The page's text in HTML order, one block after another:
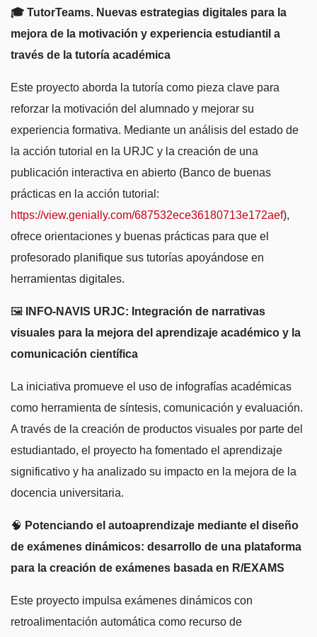
🎓 TutorTeams. Nuevas estrategias digitales para la
mejora de la motivación y experiencia estudiantil a
través de la tutoría académica
Este proyecto aborda la tutoría como pieza clave para
reforzar la motivación del alumnado y mejorar su
experiencia formativa. Mediante un análisis del estado de
la acción tutorial en la URJC y la creación de una
publicación interactiva en abierto (Banco de buenas
prácticas en la acción tutorial:
https://view.genially.com/687532ece36180713e172aef),
ofrece orientaciones y buenas prácticas para que el
profesorado planifique sus tutorías apoyándose en
herramientas digitales.
🖼️ INFO-NAVIS URJC: Integración de narrativas
visuales para la mejora del aprendizaje académico y la
comunicación científica
La iniciativa promueve el uso de infografías académicas
como herramienta de síntesis, comunicación y evaluación.
A través de la creación de productos visuales por parte del
estudiantado, el proyecto ha fomentado el aprendizaje
significativo y ha analizado su impacto en la mejora de la
docencia universitaria.
🧠 Potenciando el autoaprendizaje mediante el diseño
de exámenes dinámicos: desarrollo de una plataforma
para la creación de exámenes basada en R/EXAMS
Este proyecto impulsa exámenes dinámicos con
retroalimentación automática como recurso de